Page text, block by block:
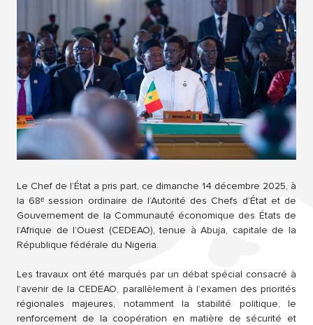
Le Chef de l’État a pris part, ce dimanche 14 décembre 2025, à
la 68ᵉ session ordinaire de l’Autorité des Chefs d’État et de
Gouvernement de la Communauté économique des États de
l’Afrique de l’Ouest (CEDEAO), tenue à Abuja, capitale de la
République fédérale du Nigeria.
Les travaux ont été marqués par un débat spécial consacré à
l’avenir de la CEDEAO, parallèlement à l’examen des priorités
régionales majeures, notamment la stabilité politique, le
renforcement de la coopération en matière de sécurité et